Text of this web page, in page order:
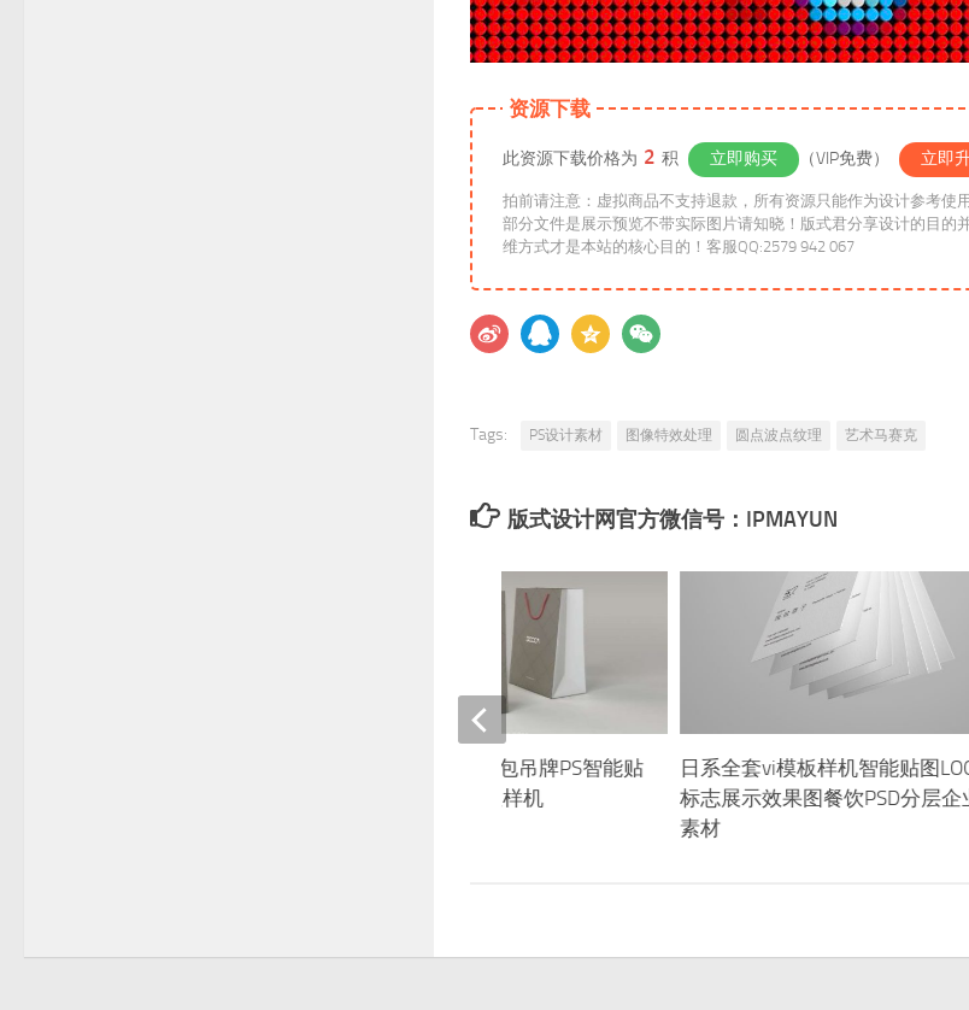
资源下载
此资源下载价格为 2 积 立即购买 （VIP免费） 立即
拍前请注意：虚拟商品不支持退款，所有资源只能作为设计参考使
部分文件是展示预览不带实际图片请知晓！版式君分享设计的目的
维方式才是本站的核心目的！客服QQ:2579 942 067
Tags: PS设计素材 图像特效处理 圆点波点纹理 艺术马赛克
版式设计网官方微信号：IPMAYUN
日系全套vi模板样机智能贴图
标志展示效果图餐饮PSD分层企
素材
衬衫T恤品牌文具箱包吊牌PS智能贴
图素材PSD提案模板样机